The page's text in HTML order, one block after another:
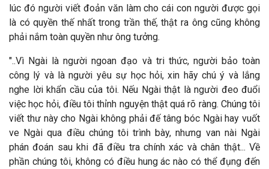
lúc đó người viết đoản văn làm cho cái con người được gọi
là có quyền thế nhất trong trần thế, thật ra ông cũng không
phải nắm toàn quyền như ông tưởng.
"..Vì Ngài là người ngoan đạo và tri thức, người bảo toàn
công lý và là người yêu sự học hỏi, xin hãy chú ý và lắng
nghe lời khẩn cầu của tôi. Nếu Ngài thật là người đeo đuổi
việc học hỏi, điều tôi thỉnh nguyện thật quá rõ ràng. Chúng tôi
viết thư này cho Ngài không phải đế tâng bóc Ngài hay vuốt
ve Ngài qua điều chúng tôi trình bày, nhưng van nài Ngài
phán đoán sau khi đã điều tra chính xác và chân thật... Về
phần chúng tôi, không có điều hung ác nào có thể đụng đến